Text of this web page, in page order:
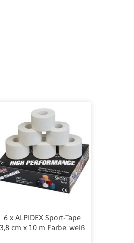
6 x ALPIDEX Sport-Tape
3,8 cm x 10 m Farbe: weiß